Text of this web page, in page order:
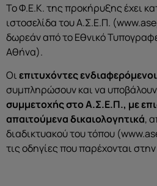
Το Φ.Ε.Κ. της προκήρυξης έχει
ιστοσελίδα του Α.Σ.Ε.Π.
δωρεάν από το Εθνικό
Αθήνα).
Οιεπιτυχόντες ενδιαφερόμενοι
συμπληρώσουν και να υποβάλουν
συμμετοχής στο Α.Σ.Ε.Π., με
απαιτούμενα δικαιολογητικά,
διαδικτυακού του τόπου
τις οδηγίες που παρέχονται